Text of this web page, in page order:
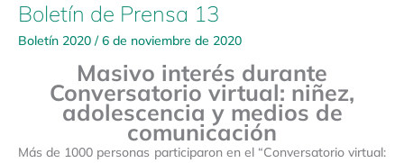
Boletín de Prensa 13
Boletín 2020 /6 de noviembre de 2020
Masivo interés durante
Conversatorio virtual: niñez,
adolescencia y medios de
comunicación
Más de 1000 personas participaron en el “Conversatorio virtual:
Boletín
Prensa